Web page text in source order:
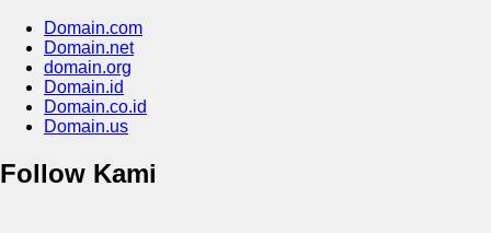
Domain.com
Domain.net
domain.org
Domain.id
Domain.co.id
Domain.us
Follow Kami